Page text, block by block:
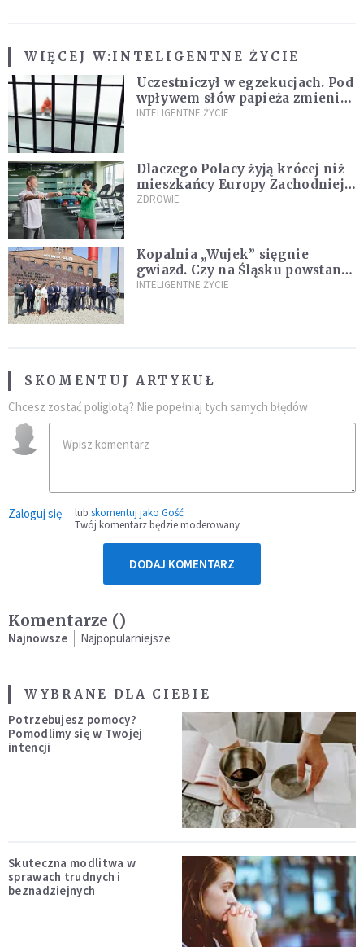
WIĘCEJ W:INTELIGENTNE ŻYCIE
Uczestniczył w egzekucjach. Pod
wpływem słów papieża zmienił
zdanie
INTELIGENTNE ŻYCIE
Dlaczego Polacy żyją krócej niż
mieszkańcy Europy Zachodniej?
Ekspertka wskazuje główne
ZDROWIE
Kopalnia „Wujek” sięgnie
gwiazd. Czy na Śląsku powstanie
„Dolina Krzemowa”?
INTELIGENTNE ŻYCIE
SKOMENTUJ ARTYKUŁ
Chcesz zostać poliglotą? Nie popełniaj tych samych błędów
Zaloguj się lub skomentuj jako Gość
Twój komentarz będzie moderowany
DODAJ KOMENTARZ
Komentarze ()
Najnowsze Najpopularniejsze
WYBRANE DLA CIEBIE
Potrzebujesz pomocy?
Pomodlimy się w Twojej
intencji
Skuteczna modlitwa w
sprawach trudnych i
beznadziejnych